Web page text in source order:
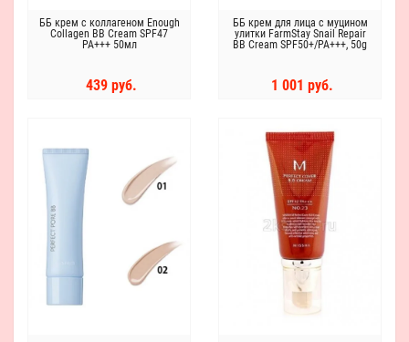
ББ крем с коллагеном Enough
Collagen BB Cream SPF47
PA+++ 50мл
439 руб.
ББ крем для лица с муцином
улитки FarmStay Snail Repair
BB Cream SPF50+/PA+++, 50g
1 001 руб.